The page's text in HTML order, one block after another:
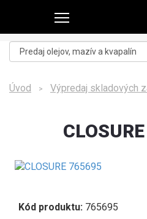
Úvod > Výpredaj skladových
Kód produktu: 765695